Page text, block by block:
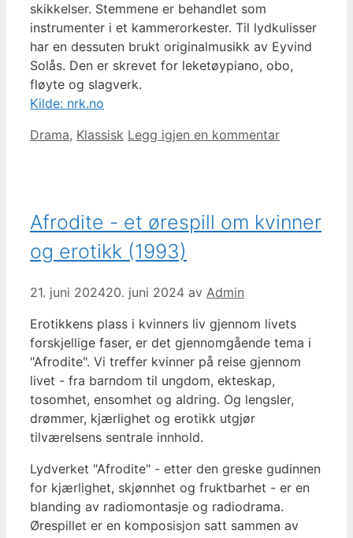
skikkelser. Stemmene er behandlet som
instrumenter i et kammerorkester. Til lydkulisser
har en dessuten brukt originalmusikk av Eyvind
Solås. Den er skrevet for leketøypiano, obo,
fløyte og slagverk.
Kilde: nrk.no
Kategorier
Drama, Klassisk Legg igjen en kommentar
Afrodite - et ørespill om kvinner
og erotikk (1993)
21. juni 202420. juni 2024 av Admin
Erotikkens plass i kvinners liv gjennom livets
forskjellige faser, er det gjennomgående tema i
"Afrodite". Vi treffer kvinner på reise gjennom
livet - fra barndom til ungdom, ekteskap,
tosomhet, ensomhet og aldring. Og lengsler,
drømmer, kjærlighet og erotikk utgjør
tilværelsens sentrale innhold.
Lydverket "Afrodite" - etter den greske gudinnen
for kjærlighet, skjønnhet og fruktbarhet - er en
blanding av radiomontasje og radiodrama.
Ørespillet er en komposisjon satt sammen av